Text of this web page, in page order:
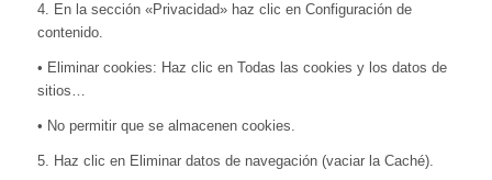
4. En la sección «Privacidad» haz clic en Configuración de
contenido.
• Eliminar cookies: Haz clic en Todas las cookies y los datos de
sitios…
• No permitir que se almacenen cookies.
5. Haz clic en Eliminar datos de navegación (vaciar la Caché).